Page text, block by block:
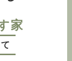
家